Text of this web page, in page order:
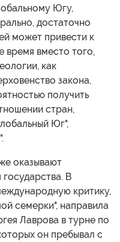
Югу,
достаточно
может привести к
время вместо того,
как
закона,
получить
стран,
Юг",
оказывают
В
критику,
семерки", направила
Лаврова в турне по
он пребывал с